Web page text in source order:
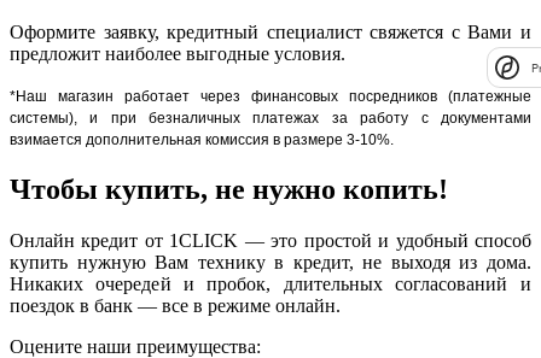
Оформите заявку, кредитный специалист свяжется с Вами и
предложит наиболее выгодные условия.
*Наш магазин работает через финансовых посредников (платежные
системы), и при безналичных платежах за работу с документами
взимается дополнительная комиссия в размере 3-10%.
Чтобы купить, не нужно копить!
Онлайн кредит от 1CLICK — это простой и удобный способ
купить нужную Вам технику в кредит, не выходя из дома.
Никаких очередей и пробок, длительных согласований и
поездок в банк — все в режиме онлайн.
Оцените наши преимущества: